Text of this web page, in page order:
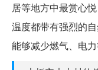
居等地方中最赏心
温度都带有强烈的
能够减少燃气、电力